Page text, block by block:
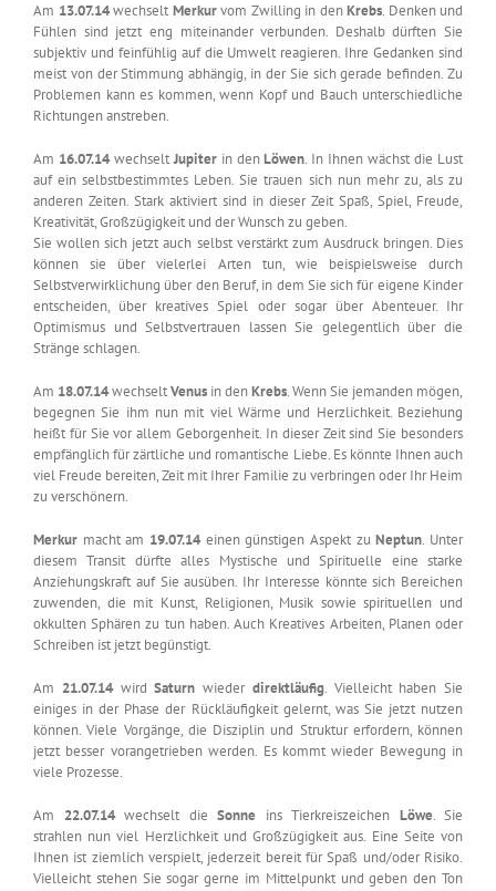
Am 13.07.14wechselt Merkurvom Zwilling in denKrebs. Denken und
Fühlen sind jetzt eng miteinander verbunden. Deshalb dürften Sie
subjektiv und feinfühlig auf die Umwelt reagieren. Ihre Gedanken sind
meist von der Stimmung abhängig, in der Sie sich gerade befinden. Zu
Problemen kann es kommen, wenn Kopf und Bauch unterschiedliche
Richtungen anstreben.
Am 16.07.14wechselt Jupiterin denLöwen. In Ihnen wächst die Lust
auf ein selbstbestimmtes Leben. Sie trauen sich nun mehr zu, als zu
anderen Zeiten. Stark aktiviert sind in dieser Zeit Spaß, Spiel, Freude,
Kreativität, Großzügigkeit und der Wunsch zu geben.
Sie wollen sich jetzt auch selbst verstärkt zum Ausdruck bringen. Dies
können sie über vielerlei Arten tun, wie beispielsweise durch
Selbstverwirklichung über den Beruf, in dem Sie sich für eigene Kinder
entscheiden, über kreatives Spiel oder sogar über Abenteuer. Ihr
Optimismus und Selbstvertrauen lassen Sie gelegentlich über die
Stränge schlagen.
Am 18.07.14wechseltVenus in denKrebs. Wenn Sie jemanden mögen,
begegnen Sie ihm nun mit viel Wärme und Herzlichkeit. Beziehung
heißt für Sie vor allem Geborgenheit. In dieser Zeit sind Sie besonders
empfänglich für zärtliche und romantische Liebe. Es könnte Ihnen auch
viel Freude bereiten, Zeit mit Ihrer Familie zu verbringen oder Ihr Heim
zu verschönern.
Merkur macht am 19.07.14einen günstigen Aspekt zuNeptun. Unter
diesem Transit dürfte alles Mystische und Spirituelle eine starke
Anziehungskraft auf Sie ausüben. Ihr Interesse könnte sich Bereichen
zuwenden, die mit Kunst, Religionen, Musik sowie spirituellen und
okkulten Sphären zu tun haben. Auch Kreatives Arbeiten, Planen oder
Schreiben ist jetzt begünstigt.
Am 21.07.14wirdSaturn wieder direktläufig. Vielleicht haben Sie
einiges in der Phase der Rückläufigkeit gelernt, was Sie jetzt nutzen
können. Viele Vorgänge, die Disziplin und Struktur erfordern, können
jetzt besser vorangetrieben werden. Es kommt wieder Bewegung in
viele Prozesse.
Am 22.07.14wechselt die Sonne ins Tierkreiszeichen Löwe. Sie
strahlen nun viel Herzlichkeit und Großzügigkeit aus. Eine Seite von
Ihnen ist ziemlich verspielt, jederzeit bereit für Spaß und/oder Risiko.
Vielleicht stehen Sie sogar gerne im Mittelpunkt und geben den Ton